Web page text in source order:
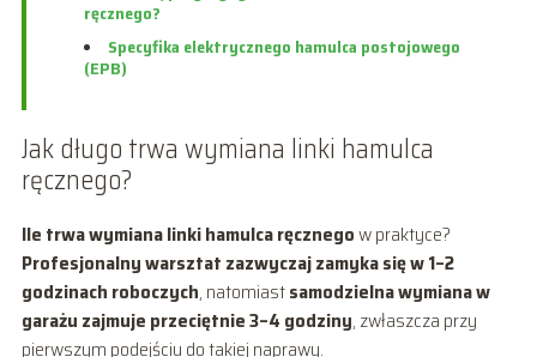
ręcznego?
Specyfika elektrycznego hamulca postojowego
(EPB)
Jak długo trwa wymiana linki hamulca
ręcznego?
Ile trwa wymiana linki hamulca ręcznegow praktyce?
Profesjonalny warsztat zazwyczaj zamyka się w 1–2
godzinach roboczych, natomiastsamodzielna wymiana w
garażu zajmuje przeciętnie 3–4 godziny, zwłaszcza przy
pierwszym podejściu do takiej naprawy.